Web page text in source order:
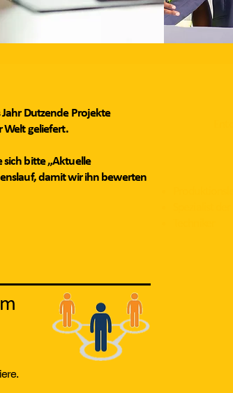
Dutzende Projekte
Welt geliefert.​
sich bitte „Aktuelle
damit wir ihn bewerten